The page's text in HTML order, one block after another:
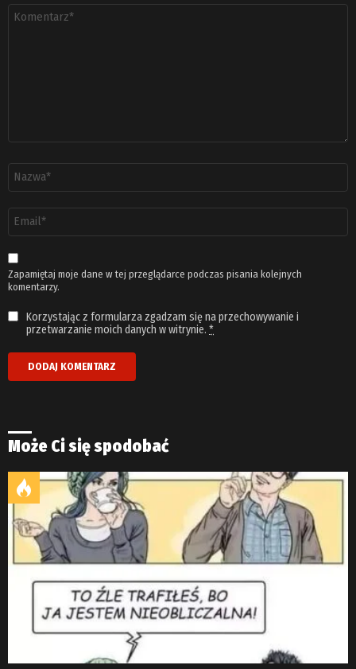
email
*
Zapamiętaj moje dane w tej przeglądarce podczas pisania kolejnych
komentarzy.
Korzystając z formularza zgadzam się na przechowywanie i
przetwarzanie moich danych w witrynie. *
Może Ci się spodobać